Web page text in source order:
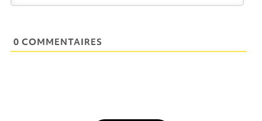
0 COMMENTAIRES